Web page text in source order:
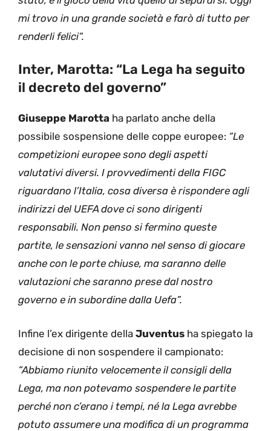
mi trovo in una grande società e farò di tutto per
renderli felici”.
Inter, Marotta: “La Lega ha seguito
il decreto del governo”
Giuseppe Marotta ha parlato anche della
possibile sospensione delle coppe europee: “Le
competizioni europee sono degli aspetti
valutativi diversi. I provvedimenti della FIGC
riguardano l’Italia, cosa diversa è rispondere agli
indirizzi del UEFA dove ci sono dirigenti
responsabili. Non penso si fermino queste
partite, le sensazioni vanno nel senso di giocare
anche con le porte chiuse, ma saranno delle
valutazioni che saranno prese dal nostro
governo e in subordine dalla Uefa”.
Infine l’ex dirigente della Juventus ha spiegato la
decisione di non sospendere il campionato:
“Abbiamo riunito velocemente il consigli della
Lega, ma non potevamo sospendere le partite
perché non c’erano i tempi, né la Lega avrebbe
potuto assumere una modifica di un programma